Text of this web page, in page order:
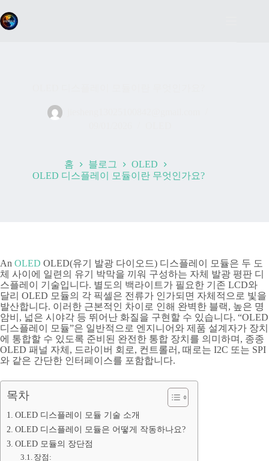
문
으
홈 블로그
OLED
OLED 디스플레이 모듈이란 무엇인가요?
An OLED OLED(유기 발광 다이오드) 디스플레이 모듈은 두 도
체 사이에 일련의 유기 박막을 끼워 구성하는 자체 발광 평판 디
스플레이 기술입니다. 별도의 백라이트가 필요한 기존 LCD와
달리 OLED 모듈의 각 픽셀은 전류가 인가되면 자체적으로 빛을
발산합니다. 이러한 근본적인 차이로 인해 완벽한 블랙, 높은 명
암비, 넓은 시야각 등 뛰어난 화질을 구현할 수 있습니다. “OLED
디스플레이 모듈”은 일반적으로 엔지니어와 제품 설계자가 장치
에 통합할 수 있도록 준비된 완전한 통합 장치를 의미하며, 종종
OLED 패널 자체, 드라이버 회로, 컨트롤러, 때로는 I2C 또는 SPI
와 같은 간단한 인터페이스를 포함합니다.
목차
OLED 디스플레이 모듈 기술 소개
OLED 디스플레이 모듈은 어떻게 작동하나요?
OLED 모듈의 장단점
장점: